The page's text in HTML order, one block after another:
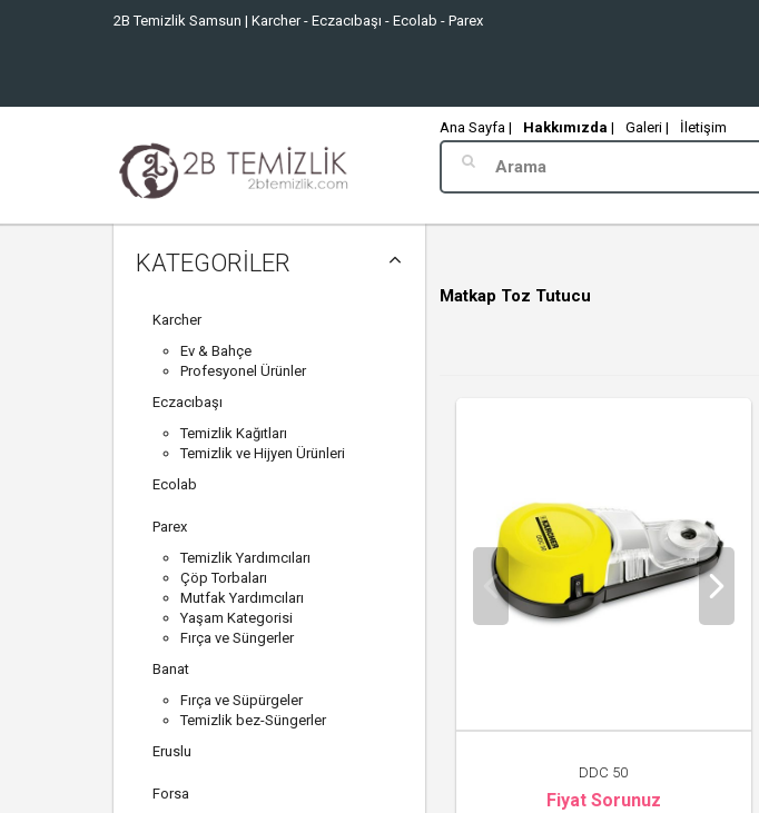
2B Temizlik Samsun | Karcher - Eczacıbaşı - Ecolab - Parex
Ana Sayfa | Hakkımızda | Galeri | İletişim
KATEGORİLER
Karcher
Ev & Bahçe
Profesyonel Ürünler
Eczacıbaşı
Temizlik Kağıtları
Temizlik ve Hijyen Ürünleri
Ecolab
Parex
Temizlik Yardımcıları
Çöp Torbaları
Mutfak Yardımcıları
Yaşam Kategorisi
Fırça ve Süngerler
Banat
Fırça ve Süpürgeler
Temizlik bez-Süngerler
Eruslu
Forsa
Matkap Toz Tutucu
DDC 50
Fiyat Sorunuz